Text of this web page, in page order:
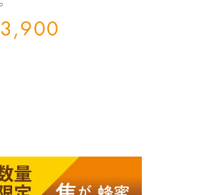
3,900